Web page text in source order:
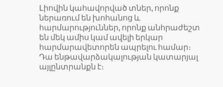
Լիովին կահավորված տներ, որոնք
ներառում են խոհանոց և
հարմարություններ, որոնք անհրաժեշտ
են մեկ ամիս կամ ավելի երկար
հարմարավետորեն ապրելու համար։
Դա ենթավարձակալության կատարյալ
այլընտրանքն է։